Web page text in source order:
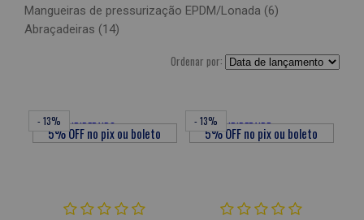
Mangueiras de pressurização EPDM/Lonada (6)
Abraçadeiras (14)
Ordenar por:
- 13% - 13%